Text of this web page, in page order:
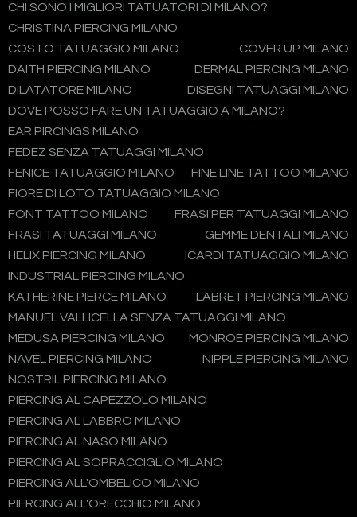
CHI SONO I MIGLIORI TATUATORI DI MILANO?
CHRISTINA PIERCING MILANO
COSTO TATUAGGIO MILANO
COVER UP MILANO
DAITH PIERCING MILANO
DERMAL PIERCING MILANO
DILATATORE MILANO
DISEGNI TATUAGGI MILANO
DOVE POSSO FARE UN TATUAGGIO A MILANO?
EAR PIRCINGS MILANO
FEDEZ SENZA TATUAGGI MILANO
FENICE TATUAGGIO MILANO
FINE LINE TATTOO MILANO
FIORE DI LOTO TATUAGGIO MILANO
FONT TATTOO MILANO
FRASI PER TATUAGGI MILANO
FRASI TATUAGGI MILANO
GEMME DENTALI MILANO
HELIX PIERCING MILANO
ICARDI TATUAGGIO MILANO
INDUSTRIAL PIERCING MILANO
KATHERINE PIERCE MILANO
LABRET PIERCING MILANO
MANUEL VALLICELLA SENZA TATUAGGI MILANO
MEDUSA PIERCING MILANO
MONROE PIERCING MILANO
NAVEL PIERCING MILANO
NIPPLE PIERCING MILANO
NOSTRIL PIERCING MILANO
PIERCING AL CAPEZZOLO MILANO
PIERCING AL LABBRO MILANO
PIERCING AL NASO MILANO
PIERCING AL SOPRACCIGLIO MILANO
PIERCING ALL'OMBELICO MILANO
PIERCING ALL'ORECCHIO MILANO